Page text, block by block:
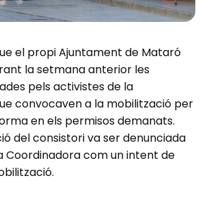
el propi Ajuntament de Mataró
la setmana anterior les
pels activistes de la
convocaven a la mobilització per
en els permisos demanats.
del consistori va ser denunciada
Coordinadora com un intent de